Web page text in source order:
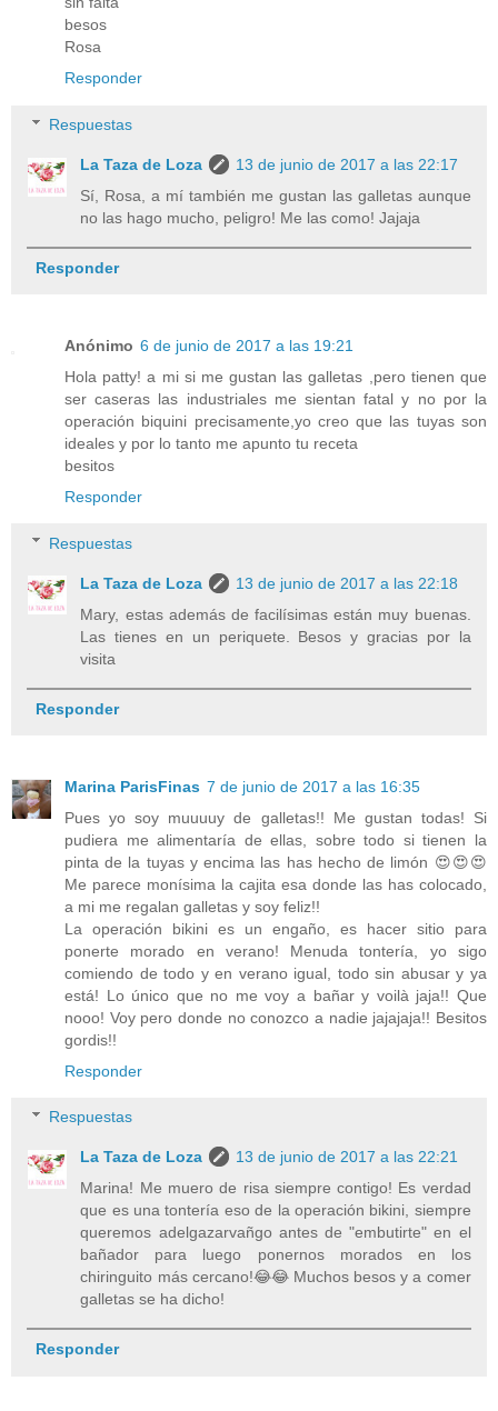
besos
Rosa
Responder
Respuestas
La Taza de Loza
13 de junio de 2017 a las 22:17
Sí, Rosa, a mí también me gustan las galletas aunque
no las hago mucho, peligro! Me las como! Jajaja
Responder
Anónimo 6 de junio de 2017 a las 19:21
Hola patty! a mi si me gustan las galletas ,pero tienen que
ser caseras las industriales me sientan fatal y no por la
operación biquini precisamente,yo creo que las tuyas son
ideales y por lo tanto me apunto tu receta
besitos
Responder
Respuestas
La Taza de Loza
13 de junio de 2017 a las 22:18
Mary, estas además de facilísimas están muy buenas.
Las tienes en un periquete. Besos y gracias por la
visita
Responder
Marina ParisFinas 7 de junio de 2017 a las 16:35
Pues yo soy muuuuy de galletas!! Me gustan todas! Si
pudiera me alimentaría de ellas, sobre todo si tienen la
pinta de la tuyas y encima las has hecho de limón 😍😍😍
Me parece monísima la cajita esa donde las has colocado,
a mi me regalan galletas y soy feliz!!
La operación bikini es un engaño, es hacer sitio para
ponerte morado en verano! Menuda tontería, yo sigo
comiendo de todo y en verano igual, todo sin abusar y ya
está! Lo único que no me voy a bañar y voilà jaja!! Que
nooo! Voy pero donde no conozco a nadie jajajaja!! Besitos
gordis!!
Responder
Respuestas
La Taza de Loza
13 de junio de 2017 a las 22:21
Marina! Me muero de risa siempre contigo! Es verdad
que es una tontería eso de la operación bikini, siempre
queremos adelgazarvañgo antes de "embutirte" en el
bañador para luego ponernos morados en los
chiringuito más cercano!😂😂 Muchos besos y a comer
galletas se ha dicho!
Responder